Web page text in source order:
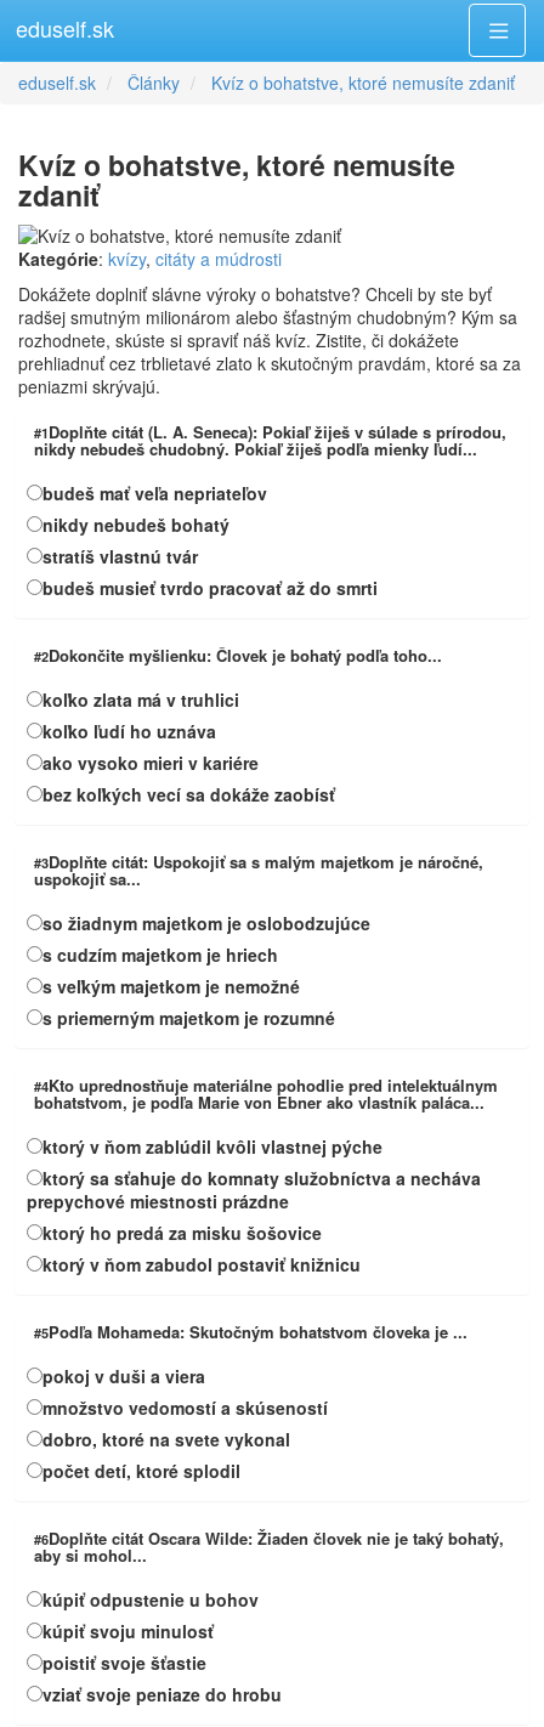
eduself.sk
eduself.sk Články Kvíz o bohatstve, ktoré nemusíte zdaniť
Kvíz o bohatstve, ktoré nemusíte
zdaniť
Kategórie: kvízy, citáty a múdrosti
Dokážete doplniť slávne výroky o bohatstve? Chceli by ste byť
radšej smutným milionárom alebo šťastným chudobným? Kým sa
rozhodnete, skúste si spraviť náš kvíz. Zistite, či dokážete
prehliadnuť cez trblietavé zlato k skutočným pravdám, ktoré sa za
peniazmi skrývajú.
#1Doplňte citát (L. A. Seneca): Pokiaľ žiješ v súlade s prírodou,
nikdy nebudeš chudobný. Pokiaľ žiješ podľa mienky ľudí...
budeš mať veľa nepriateľov
nikdy nebudeš bohatý
stratíš vlastnú tvár
budeš musieť tvrdo pracovať až do smrti
#2Dokončite myšlienku: Človek je bohatý podľa toho...
koľko zlata má v truhlici
koľko ľudí ho uznáva
ako vysoko mieri v kariére
bez koľkých vecí sa dokáže zaobísť
#3Doplňte citát: Uspokojiť sa s malým majetkom je náročné,
uspokojiť sa...
so žiadnym majetkom je oslobodzujúce
s cudzím majetkom je hriech
s veľkým majetkom je nemožné
s priemerným majetkom je rozumné
#4Kto uprednostňuje materiálne pohodlie pred intelektuálnym
bohatstvom, je podľa Marie von Ebner ako vlastník paláca...
ktorý v ňom zablúdil kvôli vlastnej pýche
ktorý sa sťahuje do komnaty služobníctva a necháva
prepychové miestnosti prázdne
ktorý ho predá za misku šošovice
ktorý v ňom zabudol postaviť knižnicu
#5Podľa Mohameda: Skutočným bohatstvom človeka je ...
pokoj v duši a viera
množstvo vedomostí a skúseností
dobro, ktoré na svete vykonal
počet detí, ktoré splodil
#6Doplňte citát Oscara Wilde: Žiaden človek nie je taký bohatý,
aby si mohol...
kúpiť odpustenie u bohov
kúpiť svoju minulosť
poistiť svoje šťastie
vziať svoje peniaze do hrobu